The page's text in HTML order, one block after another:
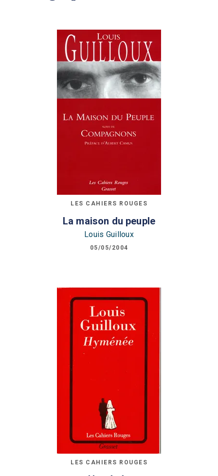
LES CAHIERS ROUGES
La maison du peuple
Louis Guilloux
05/05/2004
LES CAHIERS ROUGES